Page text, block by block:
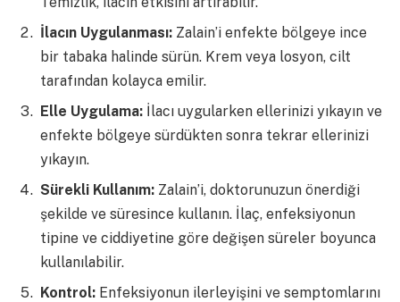
İlacın Uygulanması: Zalain’i enfekte bölgeye ince
bir tabaka halinde sürün. Krem veya losyon, cilt
tarafından kolayca emilir.
Elle Uygulama: İlacı uygularken ellerinizi yıkayın ve
enfekte bölgeye sürdükten sonra tekrar ellerinizi
yıkayın.
Sürekli Kullanım: Zalain’i, doktorunuzun önerdiği
şekilde ve süresince kullanın. İlaç, enfeksiyonun
tipine ve ciddiyetine göre değişen süreler boyunca
kullanılabilir.
Kontrol: Enfeksiyonun ilerleyişini ve semptomlarını